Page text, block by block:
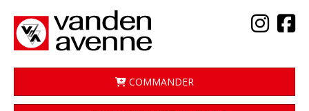
COMMANDER